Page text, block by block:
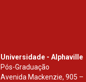
Universidade - Alphaville
Pós-Graduação
Avenida Mackenzie, 905 –